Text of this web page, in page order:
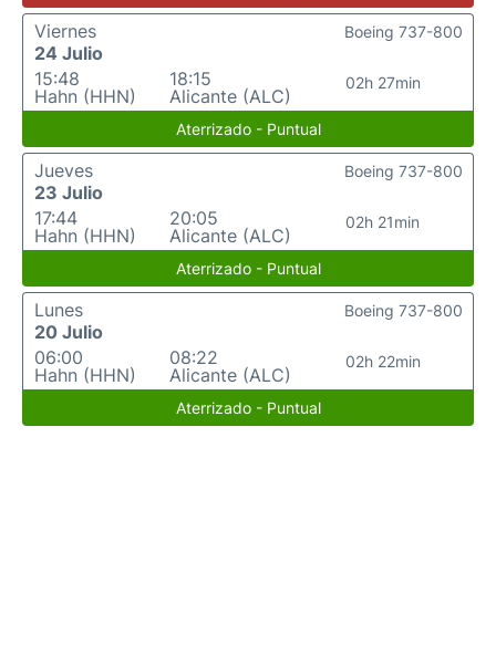
Viernes
24 Julio
15:48
Hahn (HHN)
18:15
Alicante (ALC)
02h 27min
Boeing 737-800
Aterrizado - Puntual
Jueves
23 Julio
17:44
Hahn (HHN)
20:05
Alicante (ALC)
02h 21min
Boeing 737-800
Aterrizado - Puntual
Lunes
20 Julio
06:00
Hahn (HHN)
08:22
Alicante (ALC)
02h 22min
Boeing 737-800
Aterrizado - Puntual